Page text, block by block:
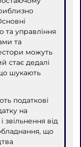
та управління
та
можуть
стає дедалі
шукають
податкові
на
звільнення від
що